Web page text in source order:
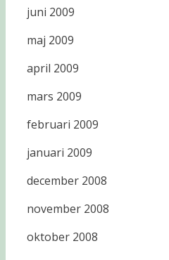
juni 2009
maj 2009
april 2009
mars 2009
februari 2009
januari 2009
december 2008
november 2008
oktober 2008